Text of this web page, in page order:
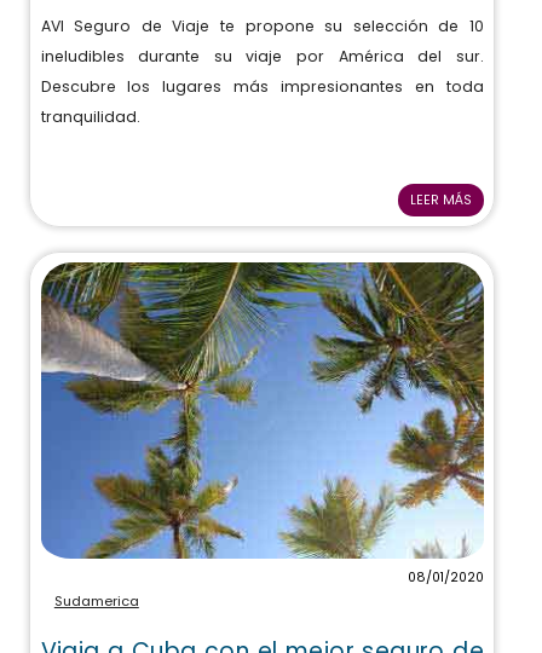
AVI Seguro de Viaje te propone su selección de 10
ineludibles durante su viaje por América del sur.
Descubre los lugares más impresionantes en toda
tranquilidad.
LEER MÁS
08/01/2020
Sudamerica